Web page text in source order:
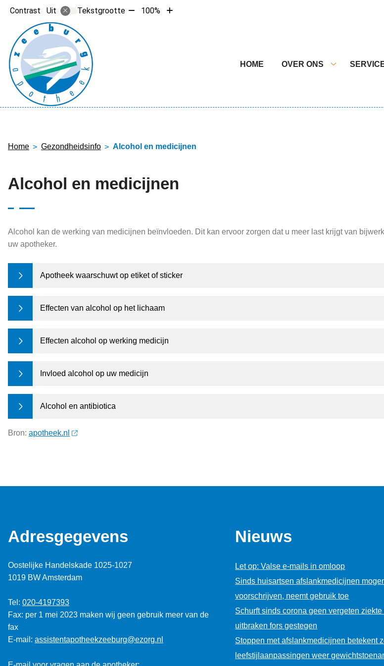
Contrast Uit Tekstgrootte Tekst100%
Tekst
HOME
OVER ONS
Home Gezondheidsinfo Alcohol en medicijnen
Alcohol en medicijnen
Alcohol kan de werking van medicijnen beïnvloeden. Dit kan ervoor zorgen dat u meer last krijgt van
uw apotheker.
Apotheek waarschuwt op etiket of sticker
Effecten van alcohol op het lichaam
Effecten alcohol op werking medicijn
Invloed alcohol op uw medicijn
Alcohol en antibiotica
Bron: apotheek.nl
Adresgegevens
Oostelijke Handelskade 1025-1027
1019 BW Amsterdam
Tel: 020-4197393
Fax: per 1 mei 2023 maken wij geen gebruik meer van de
fax
E-mail: assistentapotheekzeeburg@ezorg.nl
Nieuws
Let op: Valse e-mails in omloop
Sinds huisartsen afslankmedicijnen
voorschrijven, neemt gebruik toe
Schurft sinds corona geen vergeten ziekte
uitbraken fors gestegen
Stoppen met afslankmedicijnen betekent
leefstijlaanpassingen weer